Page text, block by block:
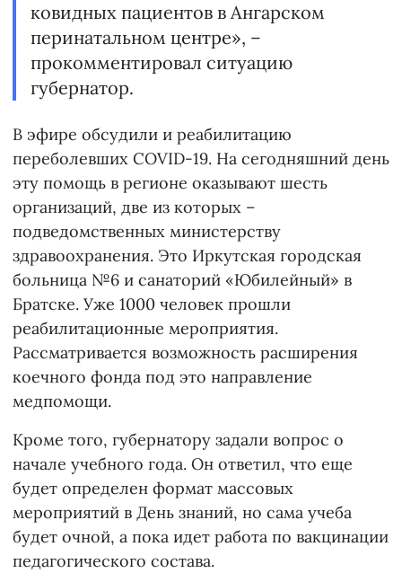
ковидных пациентов в Ангарском
перинатальном центре», –
прокомментировал ситуацию
губернатор.
В эфире обсудили и реабилитацию
переболевших COVID-19. На сегодняшний день
эту помощь в регионе оказывают шесть
организаций, две из которых –
подведомственных министерству
здравоохранения. Это Иркутская городская
больница №6 и санаторий «Юбилейный» в
Братске. Уже 1000 человек прошли
реабилитационные мероприятия.
Рассматривается возможность расширения
коечного фонда под это направление
медпомощи.
Кроме того, губернатору задали вопрос о
начале учебного года. Он ответил, что еще
будет определен формат массовых
мероприятий в День знаний, но сама учеба
будет очной, а пока идет работа по вакцинации
педагогического состава.